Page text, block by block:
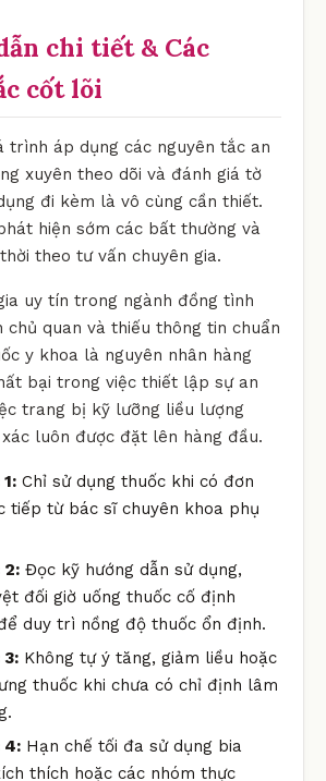
chi tiết & Các
cốt lõi
trình áp dụng các nguyên tắc an
xuyên theo dõi và đánh giá tờ
đi kèm là vô cùng cần thiết.
hiện sớm các bất thường và
theo tư vấn chuyên gia.
uy tín trong ngành đồng tình
chủ quan và thiếu thông tin chuẩn
y khoa là nguyên nhân hàng
bại trong việc thiết lập sự an
trang bị kỹ lưỡng liều lượng
luôn được đặt lên hàng đầu.
Chỉ sử dụng thuốc khi có đơn
tiếp từ bác sĩ chuyên khoa phụ
2: Đọc kỹ hướng dẫn sử dụng,
đối giờ uống thuốc cố định
duy trì nồng độ thuốc ổn định.
Không tự ý tăng, giảm liều hoặc
thuốc khi chưa có chỉ định lâm
4: Hạn chế tối đa sử dụng bia
thích hoặc các nhóm thực